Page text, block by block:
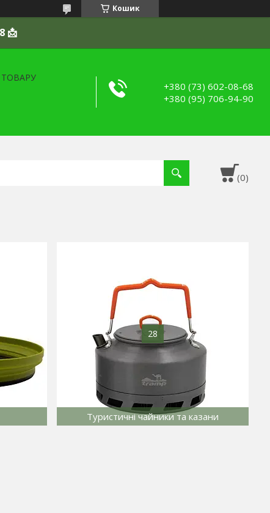
Кошик
📩
+380 (73) 602-08-68
+380 (95) 706-94-90
28
Туристичні чайники та казани